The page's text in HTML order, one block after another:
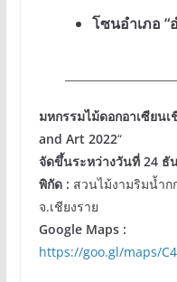
โซนอำเภอ “
มหกรรมไม้ดอกอาเซียนเ
and Art 2022“
จัดขึ้นระหว่างวันที่ 24 ธั
พิกัด : สวนไม้งามริมน้ำก
จ.เชียงราย
Google Maps :
https://goo.gl/maps/